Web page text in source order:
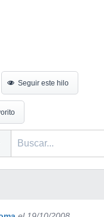
Seguir este hilo